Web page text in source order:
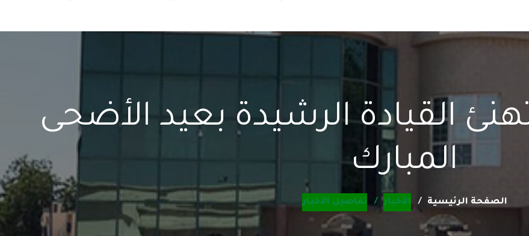
القيادة الرشيدة بعيد الأضحى
المبارك
الصفحة الرئيسية الأخبار تفاصيل الأخبار